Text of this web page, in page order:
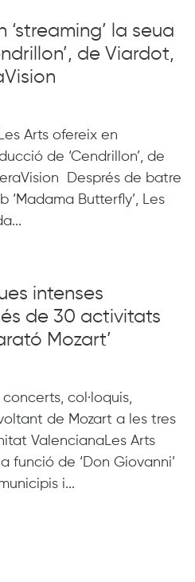
‘streaming’ la seua
de Viardot,
Arts ofereix en
de ‘Cendrillon’, de
Després de batre
‘Madama Butterfly’, Les
intenses
de 30 activitats
Mozart’
col·loquis,
de Mozart a les tres
ValencianaLes Arts
funció de ‘Don Giovanni’
i...